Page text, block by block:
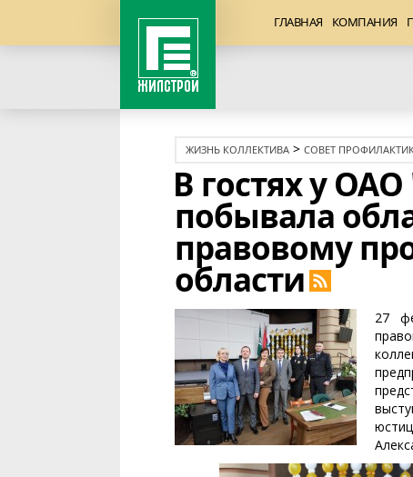
ГЛАВНАЯ КОМПАНИЯ
ЖИЗНЬ КОЛЛЕКТИВА > СОВЕТ
В гостях у
побывала
правовому
области
27